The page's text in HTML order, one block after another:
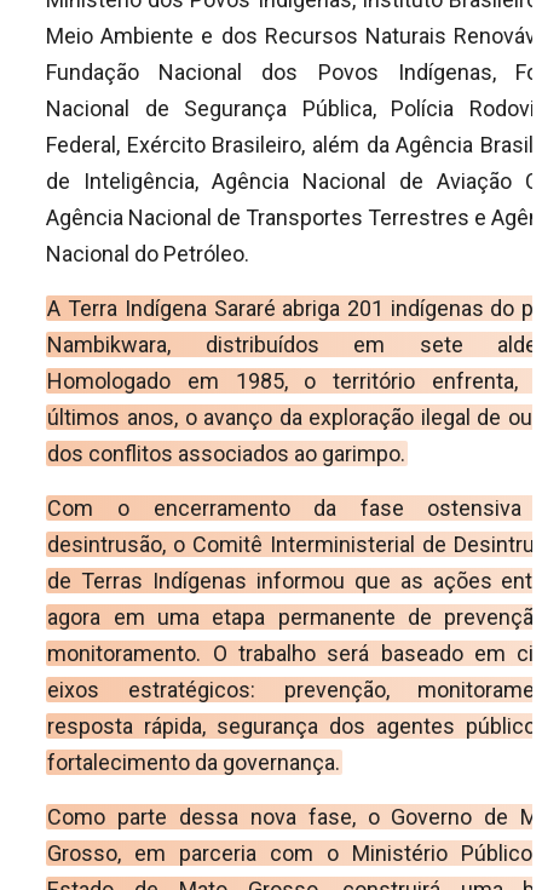
Meio Ambiente e dos Recursos Naturais
Fundação Nacional dos Povos Indígenas,
Nacional de Segurança Pública, Polícia
Federal, Exército Brasileiro, além da Agência
de Inteligência, Agência Nacional de Aviação
Agência Nacional de Transportes Terrestres e
Nacional do Petróleo.
A Terra Indígena Sararé abriga 201 indígenas do
Nambikwara, distribuídos em sete
Homologado em 1985, o território enfrenta,
últimos anos, o avanço da exploração ilegal de
dos conflitos associados ao garimpo.
Com o encerramento da fase ostensiva
desintrusão, o Comitê Interministerial de
de Terras Indígenas informou que as ações
agora em uma etapa permanente de
monitoramento. O trabalho será baseado em
eixos estratégicos: prevenção,
resposta rápida, segurança dos agentes
fortalecimento da governança.
Como parte dessa nova fase, o Governo de
Grosso, em parceria com o Ministério Público